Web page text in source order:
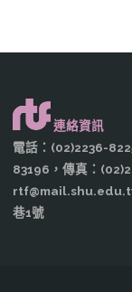
連絡資訊
電話：(02)2236-
83196，傳真：
巷1號